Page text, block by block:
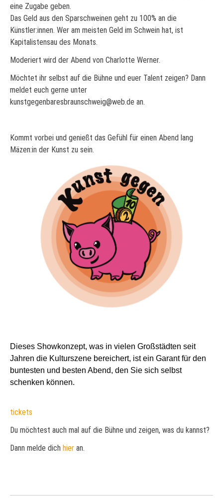
eine Zugabe geben.
Das Geld aus den Sparschweinen geht zu 100% an die
Künstler:innen. Wer am meisten Geld im Schwein hat, ist
Kapitalistensau des Monats.
Moderiert wird der Abend von Charlotte Werner.
Möchtet ihr selbst auf die Bühne und euer Talent zeigen? Dann
meldet euch gerne unter
kunstgegenbaresbraunschweig@web.de an.
Kommt vorbei und genießt das Gefühl für einen Abend lang
Mäzen:in der Kunst zu sein.
Dieses Showkonzept, was in vielen Großstädten seit
Jahren die Kulturszene bereichert, ist ein Garant für den
buntesten und besten Abend, den Sie sich selbst
schenken können.
tickets
Du möchtest auch mal auf die Bühne und zeigen, was du kannst?
Dann melde dich hier an.